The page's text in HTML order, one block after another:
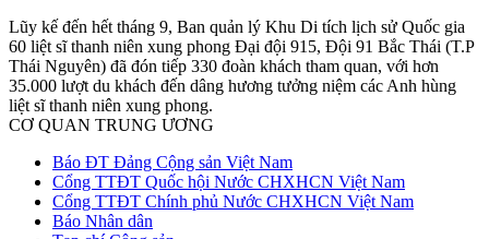
Lũy kế đến hết tháng 9, Ban quản lý Khu Di tích lịch sử Quốc gia
60 liệt sĩ thanh niên xung phong Đại đội 915, Đội 91 Bắc Thái (T.P
Thái Nguyên) đã đón tiếp 330 đoàn khách tham quan, với hơn
35.000 lượt du khách đến dâng hương tưởng niệm các Anh hùng
liệt sĩ thanh niên xung phong.
CƠ QUAN TRUNG ƯƠNG
Báo ĐT Đảng Cộng sản Việt Nam
Cổng TTĐT Quốc hội Nước CHXHCN Việt Nam
Cổng TTĐT Chính phủ Nước CHXHCN Việt Nam
Báo Nhân dân